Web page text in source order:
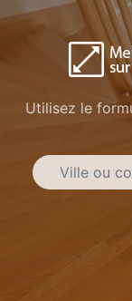
Utilisez le